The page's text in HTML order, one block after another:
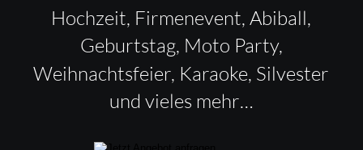
Hochzeit, Firmenevent, Abiball,
Geburtstag, Moto Party,
Weihnachtsfeier, Karaoke, Silvester
und vieles mehr…